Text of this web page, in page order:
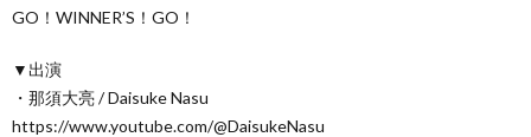
GO！WINNER’S！GO！
▼出演
・那須大亮 / Daisuke Nasu
https://www.youtube.com/@DaisukeNasu